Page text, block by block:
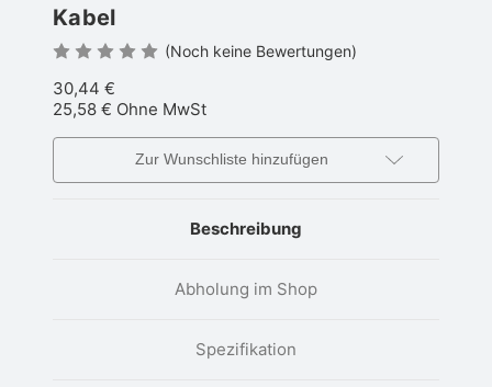
Kabel
(Noch keine Bewertungen)
30,44 €
25,58 € Ohne MwSt
Zur Wunschliste hinzufügen
Beschreibung
Abholung im Shop
Spezifikation